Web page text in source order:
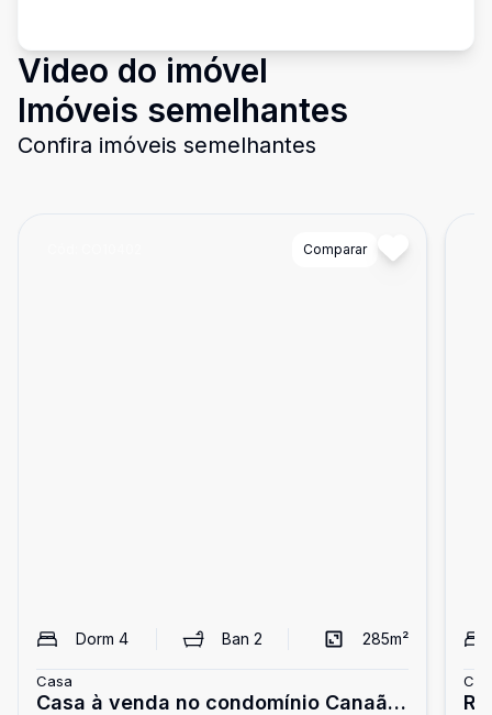
Video do imóvel
Imóveis semelhantes
Confira imóveis semelhantes
Comparar
Dorm 4 Ban2 285m²
Casa
Casa à venda no condomínio Canaã